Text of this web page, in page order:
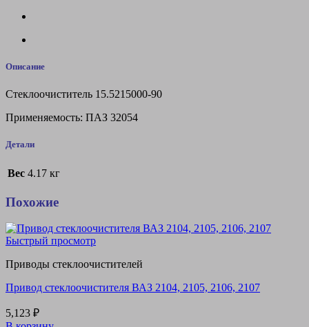
Описание
Стеклоочиститель 15.5215000-90
Применяемость: ПАЗ 32054
Детали
Вес 4.17 кг
Похожие
Быстрый просмотр
Приводы стеклоочистителей
Привод стеклоочистителя ВАЗ 2104, 2105, 2106, 2107
5,123 ₽